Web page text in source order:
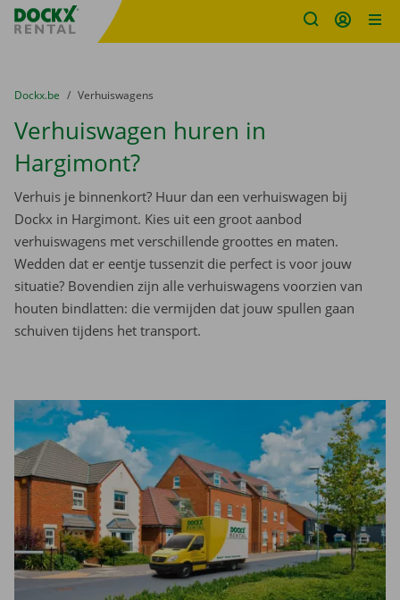
Fratello DEMO
U bevindt zich hier:
van
Dockx.be naar
Verhuiswagens
Verhuiswagen huren in
Hargimont?
Verhuis je binnenkort? Huur dan een verhuiswagen bij
Dockx in Hargimont. Kies uit een groot aanbod
verhuiswagens met verschillende groottes en maten.
Wedden dat er eentje tussenzit die perfect is voor jouw
situatie? Bovendien zijn alle verhuiswagens voorzien van
houten bindlatten: die vermijden dat jouw spullen gaan
schuiven tijdens het transport.